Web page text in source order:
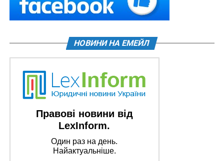
НОВИНИ НА ЕМЕЙЛ
Правові новини від
LexInform.
Один раз на день.
Найактуальніше.